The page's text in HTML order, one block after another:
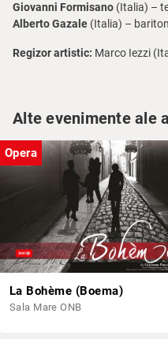
Giovanni Formisano (Italia) –
Alberto Gazale (Italia) – bariton
Regizor artistic: Marco Iezzi
Alte evenimente ale
Opera
La Bohème (Boema)
Sala Mare ONB